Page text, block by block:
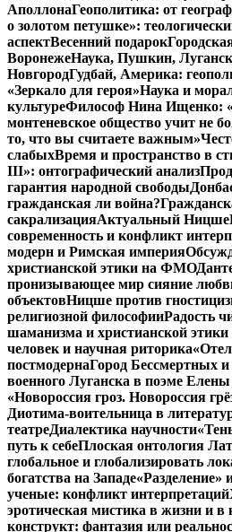
АполлонаГеополитика: от
о золотом петушке»:
аспектВесенний подарок
ВоронежеНаука, Пушкин,
НовгородГудбай, Америка:
«Зеркало для героя»Наука и
культуреФилософ Нина Ищенко:
монтеневское общество учит не
то, что вы считаете важным»
слабыхВремя и пространство в
III»: онтографический анализ
гарантия народной свободы
гражданская ли война?
сакрализацияАктуальный Ницше
современность и конфликт
модерн и Римская империя
христианской этики на ФМО
пронизывающее мир сияние
объектовНицше против
религиозной философииРадость
шаманизма и христианской
человек и научная риторика
постмодернаГород Бессмертных и
военного Луганска в поэме Елены
«Новороссия гроз. Новороссия
Диотима-воительница в
театреДиалектика научности
путь к себеПлоская онтология
глобальное и глобализировать
богатства на Западе«Разделение»
ученые: конфликт интерпретаций
эротическая мистика в жизни и в
конструкт: фантазия или